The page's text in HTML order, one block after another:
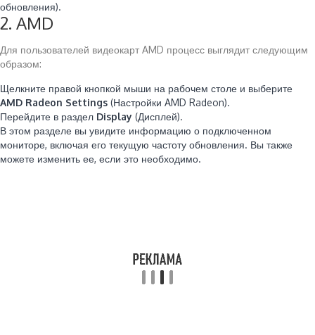
обновления).
2. AMD
Для пользователей видеокарт AMD процесс выглядит следующим
образом:
Щелкните правой кнопкой мыши на рабочем столе и выберите
AMD Radeon Settings (Настройки AMD Radeon).
Перейдите в раздел Display (Дисплей).
В этом разделе вы увидите информацию о подключенном
мониторе, включая его текущую частоту обновления. Вы также
можете изменить ее, если это необходимо.